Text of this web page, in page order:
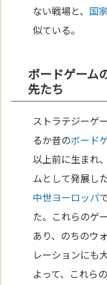
ない戦場と、 国
似ている。
ボードゲーム
先たち
ストラテジーゲ
るか昔のボード
以上前に生まれ
ムとして発展した
中世ヨーロッパ
た。これらのゲ
あり、のちのウ
レーションにも
よって、これら